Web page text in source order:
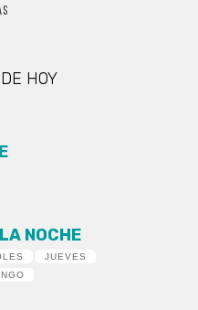
HOY
NOCHE
JUEVES